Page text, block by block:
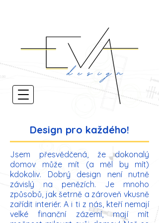
Design pro každého!
Jsem přesvědčená, že dokonalý
domov může mít (a měl by mít)
kdokoliv. Dobrý design není nutně
závislý na penězích. Je mnoho
způsobů, jak šetrně a zároveň vkusně
zařídit interiér. A i ti z nás, kteří nemají
velké finanční zázemí, mají mít